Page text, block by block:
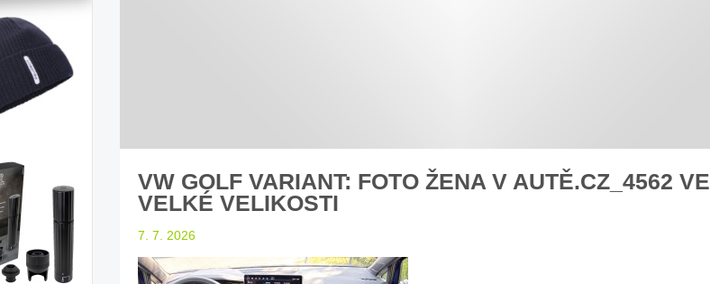
VW GOLF VARIANT: FOTO ŽENA V AUTĚ.CZ_4562 VE
VELKÉ VELIKOSTI
7. 7. 2026